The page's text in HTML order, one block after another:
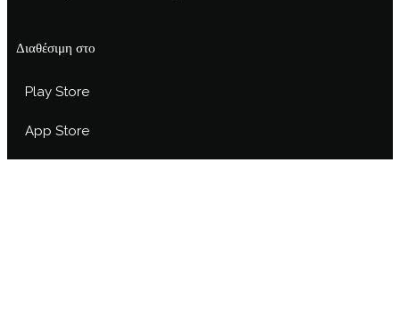
Διαθέσιμη στο
Play Store
App Store